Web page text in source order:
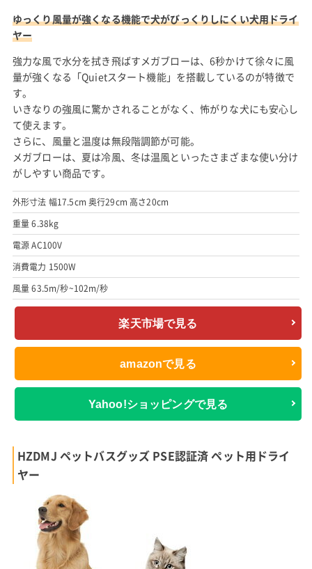
ゆっくり風量が強くなる機能で犬がびっくりしにくい犬用ドライ
ヤー
強力な風で水分を拭き飛ばすメガブローは、6秒かけて徐々に風
量が強くなる「Quietスタート機能」を搭載しているのが特徴で
す。
いきなりの強風に驚かされることがなく、怖がりな犬にも安心し
て使えます。
さらに、風量と温度は無段階調節が可能。
メガブローは、夏は冷風、冬は温風といったさまざまな使い分け
がしやすい商品です。
外形寸法 幅17.5cm 奥行29cm 高さ20cm
重量 6.38kg
電源 AC100V
消費電力 1500W
風量 63.5m/秒~102m/秒
楽天市場で見る
amazonで見る
Yahoo!ショッピングで見る
HZDMJ ペットバスグッズ PSE認証済 ペット用ドライ
ヤー